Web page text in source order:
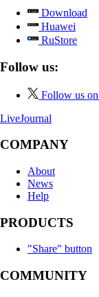
Download
Huawei
RuStore
Follow us:
Follow us
LiveJournal
COMPANY
About
News
Help
PRODUCTS
"Share" button
COMMUNITY